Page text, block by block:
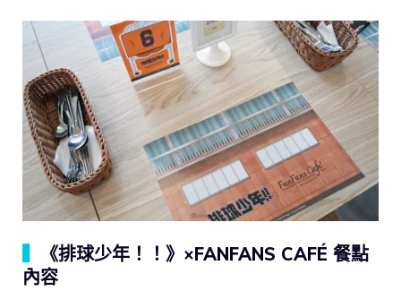
《排球少年！！》×FANFANS CAFÉ 餐點
內容